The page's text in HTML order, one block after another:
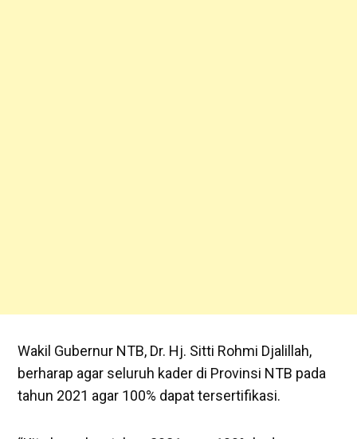
Wakil Gubernur NTB, Dr. Hj. Sitti Rohmi Djalillah,
berharap agar seluruh kader di Provinsi NTB pada
tahun 2021 agar 100% dapat tersertifikasi.